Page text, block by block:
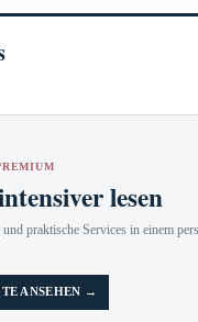
lesen
praktische Services in einem
ANSEHEN →